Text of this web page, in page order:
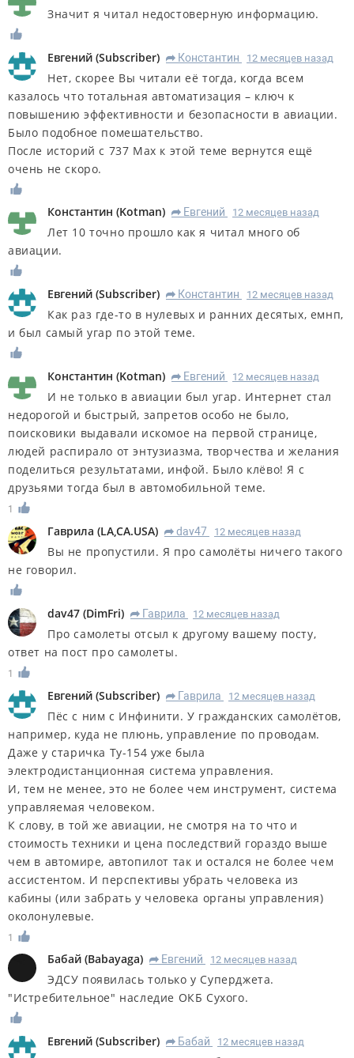
Значит я читал недостоверную информацию.
Евгений (Subscriber) R Константин 12 месяцев назад
Нет, скорее Вы читали её тогда, когда всем
казалось что тотальная автоматизация – ключ к
повышению эффективности и безопасности в авиации.
Было подобное помешательство.
После историй с 737 Мах к этой теме вернутся ещё
очень не скоро.
Константин (Kotman) R Евгений 12 месяцев назад
Лет 10 точно прошло как я читал много об
авиации.
Евгений (Subscriber) R Константин 12 месяцев назад
Как раз где-то в нулевых и ранних десятых, емнп,
и был самый угар по этой теме.
Константин (Kotman) R Евгений 12 месяцев назад
И не только в авиации был угар. Интернет стал
недорогой и быстрый, запретов особо не было,
поисковики выдавали искомое на первой странице,
людей распирало от энтузиазма, творчества и желания
поделиться результатами, инфой. Было клёво! Я с
друзьями тогда был в автомобильной теме.
1
Гаврила (LA,CA.USA) R dav47 12 месяцев назад
Вы не пропустили. Я про самолёты ничего такого
не говорил.
dav47 (DimFri) R Гаврила 12 месяцев назад
Про самолеты отсыл к другому вашему посту,
ответ на пост про самолеты.
1
Евгений (Subscriber) R Гаврила 12 месяцев назад
Пёс с ним с Инфинити. У гражданских самолётов,
например, куда не плюнь, управление по проводам.
Даже у старичка Ту-154 уже была
электродистанционная система управления.
И, тем не менее, это не более чем инструмент, система
управляемая человеком.
К слову, в той же авиации, не смотря на то что и
стоимость техники и цена последствий гораздо выше
чем в автомире, автопилот так и остался не более чем
ассистентом. И перспективы убрать человека из
кабины (или забрать у человека органы управления)
околонулевые.
1
Бабай (Babayaga) R Евгений 12 месяцев назад
ЭДСУ появилась только у Суперджета.
"Истребительное" наследие ОКБ Сухого.
Евгений (Subscriber) R Бабай 12 месяцев назад